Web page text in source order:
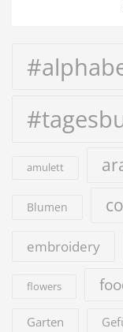
amulett
Blumen
embroidery
flowers
Garten